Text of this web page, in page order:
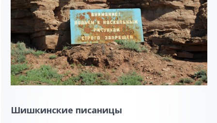
Шишкинcкие писаницы